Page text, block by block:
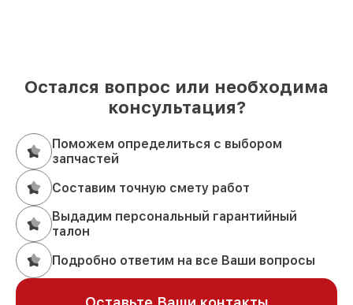
Остался вопрос или необходима
консультация?
Поможем определиться с выбором
запчастей
Составим точную смету работ
Выдадим персональный гарантийный
талон
Подробно ответим на все Ваши вопросы